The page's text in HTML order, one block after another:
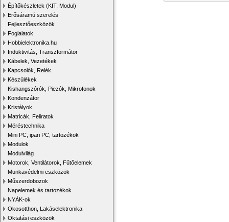
Építőkészletek (KIT, Modul)
Erősáramú szerelés
Fejlesztőeszközök
Foglalatok
Hobbielektronika.hu
Induktivitás, Transzformátor
Kábelek, Vezetékek
Kapcsolók, Relék
Készülékek
Kishangszórók, Piezók, Mikrofonok
Kondenzátor
Kristályok
Matricák, Feliratok
Méréstechnika
Mini PC, ipari PC, tartozékok
Modulok
Modulvilág
Motorok, Ventilátorok, Fűtőelemek
Munkavédelmi eszközök
Műszerdobozok
Napelemek és tartozékok
NYÁK-ok
Okosotthon, Lakáselektronika
Oktatási eszközök